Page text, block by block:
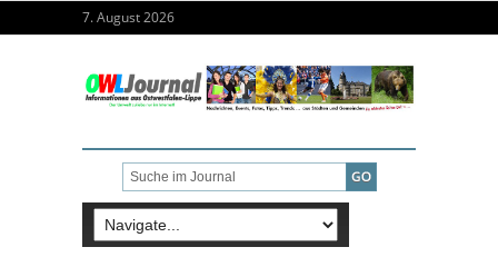
7. August 2026